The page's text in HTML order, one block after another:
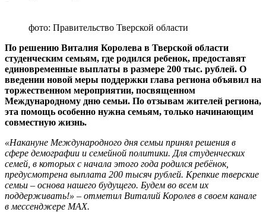
фото: Правительство Тверской области
По решению Виталия Королева в Тверской области
студенческим семьям, где родился ребенок, предоставят
единовременные выплаты в размере 200 тыс. рублей. О
введении новой меры поддержки глава региона объявил на
торжественном мероприятии, посвященном
Международному дню семьи. По отзывам жителей региона,
эта помощь особенно нужна семьям, только начинающим
совместную жизнь.
«Накануне Международного дня семьи принял решения в
сфере демографии и семейной политики. Для студенческих
семей, в которых с начала этого года родился ребёнок,
предусмотрена выплата 200 тысяч рублей. Крепкие тверские
семьи – основа нашего будущего. Будем во всем их
поддерживать!» – отметил Виталий Королев в своем канале
в мессенджере MAX.